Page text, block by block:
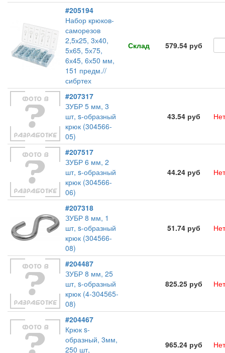
#205194
Набор крюков-
саморезов
2,5х25, 3х40,
5х65, 5х75,
6х45, 6х50 мм,
151 предм.//
сибртех
Склад 579.54 руб
#207317
ЗУБР 5 мм, 3
шт, s-образный
крюк (304566-
05)
43.54 руб
#207517
ЗУБР 6 мм, 2
шт, s-образный
крюк (304566-
06)
44.24 руб
#207318
ЗУБР 8 мм, 1
шт, s-образный
крюк (304566-
08)
51.74 руб
#204487
ЗУБР 8 мм, 25
шт, s-образный
крюк (4-304565-
08)
825.25 руб
#204467
Крюк s-
образный, 3мм,
250 шт,
965.24 руб